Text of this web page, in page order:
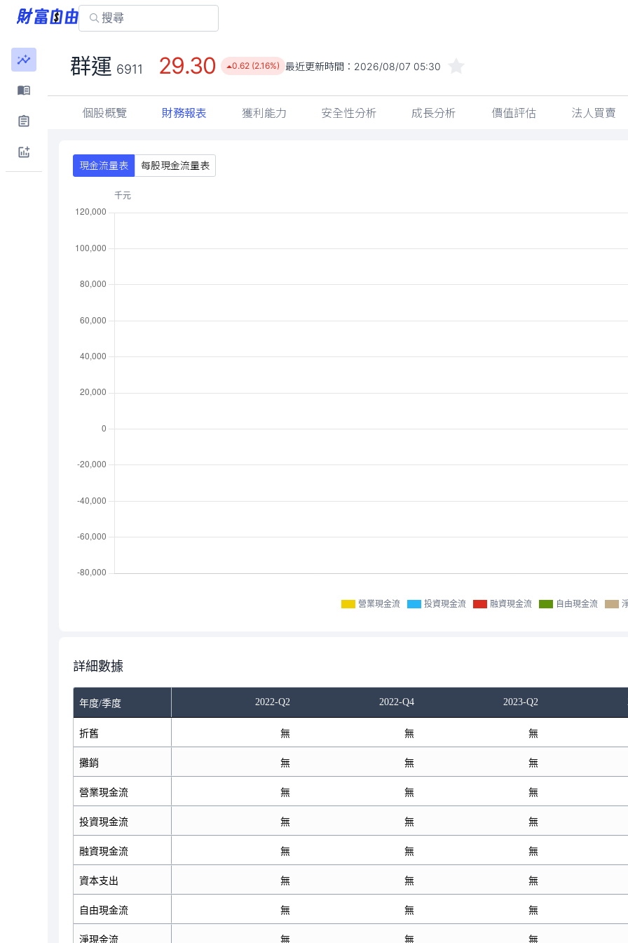
群運 6911 29.30 0.62 (2.16%) 最近更新時間： 2026/08/07 05:30
個股概覽 財務報表 獲利能力 安全性分析 成長分析 價值評估 法人買賣
現金流量表 每股現金流量表
營業現金流 投資現金流 融資現金流 自由現金流
詳細數據
年度/季度 2022-Q2 2022-Q4 2023-Q2
折舊
攤銷
營業現金流
投資現金流
融資現金流
資本支出
自由現金流
淨現金流
無 無 無
無 無 無
無 無 無
無 無 無
無 無 無
無 無 無
無 無 無
無 無 無